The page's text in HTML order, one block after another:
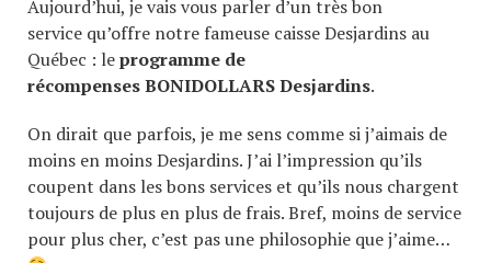
Aujourd’hui, je vais vous parler d’un très bon
service qu’offre notre fameuse caisse Desjardins au
Québec : leprogramme de
récompenses BONIDOLLARS Desjardins.
On dirait que parfois, je me sens comme si j’aimais de
moins en moins Desjardins. J’ai l’impression qu’ils
coupent dans les bons services et qu’ils nous chargent
toujours de plus en plus de frais. Bref, moins de service
pour plus cher, c’est pas une philosophie que j’aime…